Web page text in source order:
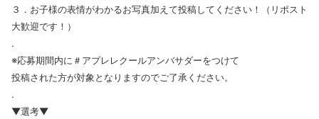
３．お子様の表情がわかるお写真加えて投稿してください！（リポスト
大歓迎です！）
.
※応募期間内に＃アプレレクールアンバサダーをつけて
投稿された方が対象となりますのでご了承ください。
.
▼選考▼